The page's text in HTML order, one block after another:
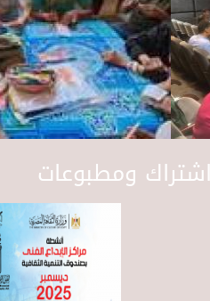
ومطبوعات